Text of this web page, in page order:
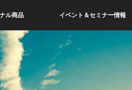
ル商品 イベント＆セミナー情報